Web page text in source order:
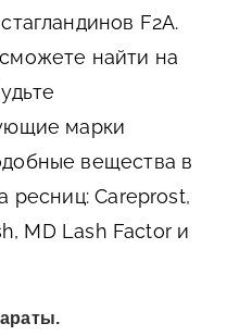
F2A.
найти на
марки
вещества в
ресниц: Careprost,
MD Lash Factor и